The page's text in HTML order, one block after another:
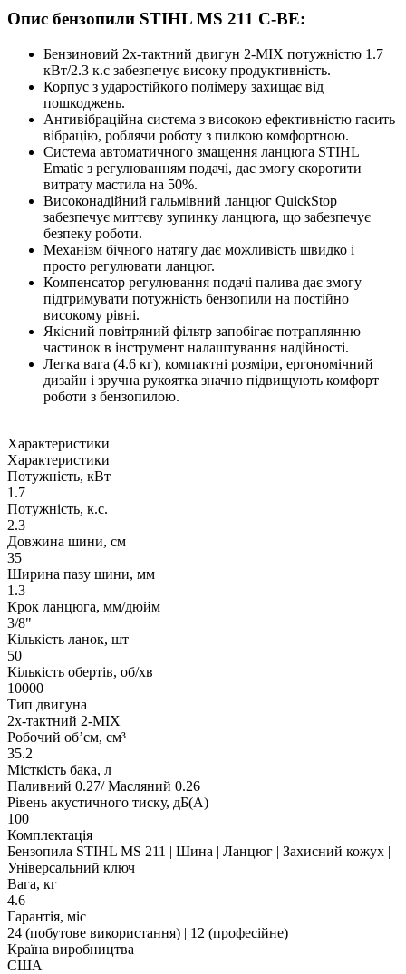
Опис бензопили STIHL MS 211 C-BE:
Бензиновий 2х-тактний двигун 2-MIX потужністю 1.7
кВт/2.3 к.с забезпечує високу продуктивність.
Корпус з ударостійкого полімеру захищає від
пошкоджень.
Антивібраційна система з високою ефективністю гасить
вібрацію, роблячи роботу з пилкою комфортною.
Система автоматичного змащення ланцюга STIHL
Ematic з регулюванням подачі, дає змогу скоротити
витрату мастила на 50%.
Високонадійний гальмівний ланцюг QuickStop
забезпечує миттєву зупинку ланцюга, що забезпечує
безпеку роботи.
Механізм бічного натягу дає можливість швидко і
просто регулювати ланцюг.
Компенсатор регулювання подачі палива дає змогу
підтримувати потужність бензопили на постійно
високому рівні.
Якісний повітряний фільтр запобігає потраплянню
частинок в інструмент налаштування надійності.
Легка вага (4.6 кг), компактні розміри, ергономічний
дизайн і зручна рукоятка значно підвищують комфорт
роботи з бензопилою.
Характеристики
Характеристики
Потужність, кВт
1.7
Потужність, к.с.
2.3
Довжина шини, см
35
Ширина пазу шини, мм
1.3
Крок ланцюга, мм/дюйм
3/8"
Кількість ланок, шт
50
Кількість обертів, об/хв
10000
Тип двигуна
2х-тактний 2-MIX
Робочий об’єм, см³
35.2
Місткість бака, л
Паливний 0.27/ Масляний 0.26
Рівень акустичного тиску, дБ(A)
100
Комплектація
Бензопила STIHL MS 211 | Шина | Ланцюг | Захисний кожух |
Універсальний ключ
Вага, кг
4.6
Гарантія, міс
24 (побутове використання) | 12 (професійне)
Країна виробництва
США